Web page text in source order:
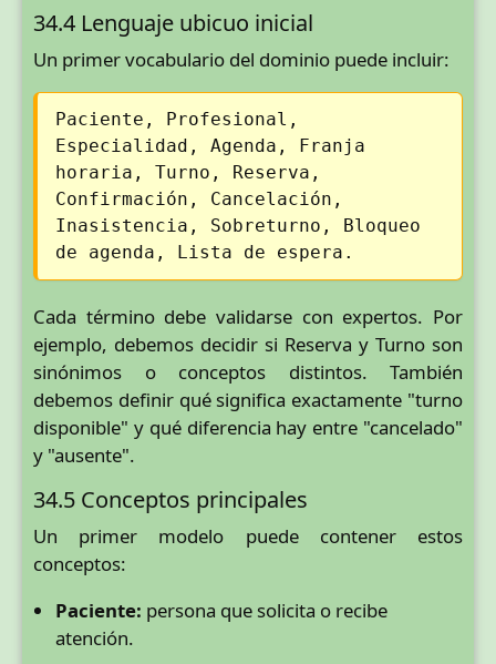
34.4 Lenguaje ubicuo inicial
Un primer vocabulario del dominio puede incluir:
Paciente, Profesional,
Especialidad, Agenda, Franja
horaria, Turno, Reserva,
Confirmación, Cancelación,
Inasistencia, Sobreturno, Bloqueo
de agenda, Lista de espera.
Cada término debe validarse con expertos. Por
ejemplo, debemos decidir si Reserva y Turno son
sinónimos o conceptos distintos. También
debemos definir qué significa exactamente "turno
disponible" y qué diferencia hay entre "cancelado"
y "ausente".
34.5 Conceptos principales
Un primer modelo puede contener estos
conceptos:
Paciente: persona que solicita o recibe
atención.